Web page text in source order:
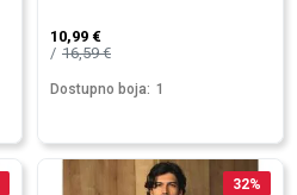
10,99 €
16,59€
Dostupno boja: 1
32%